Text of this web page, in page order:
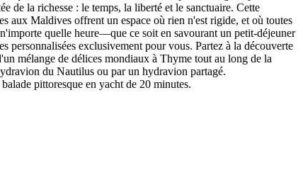
de la richesse : le temps, la liberté et le sanctuaire. Cette
aux Maldives offrent un espace où rien n'est rigide, et où toutes
quelle heure—que ce soit en savourant un petit-déjeuner
personnalisées exclusivement pour vous. Partez à la découverte
mélange de délices mondiaux à Thyme tout au long de la
du Nautilus ou par un hydravion partagé.
pittoresque en yacht de 20 minutes.